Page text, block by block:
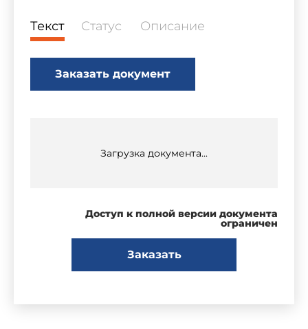
Текст Статус Описание
Заказать документ
Загрузка документа...
Доступ к полной версии документа
ограничен
Заказать